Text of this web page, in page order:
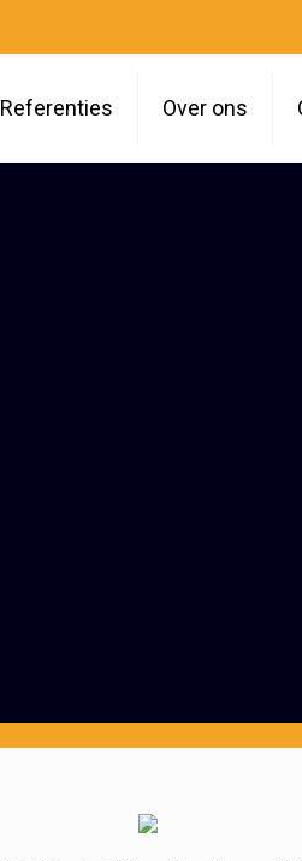
Referenties Over ons